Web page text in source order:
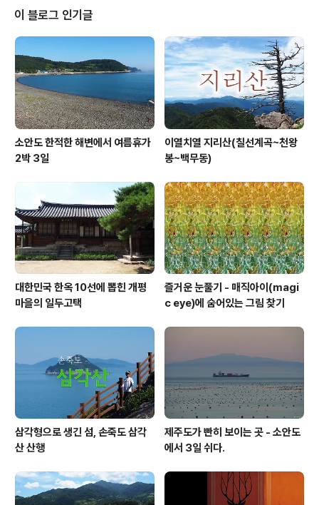
닐까 합니다. 맨 뒤에 얻는 여행의 즐거움을 한 눈에 볼 수
있게끔 정리한 것이니 두가의 추억 만들기에 동행하셔서
같이 즐겨 주시면 고맙겠습니다. 아래 올려둔 詩처럼 人生
은 결국 추억을 만들어 가는 여행길이 아닐까요? 권력과 탐
욕도 마지막엔 모두 내려 놓고 빈손으로 가야 하는 인생..소
소한 기쁨으로 오늘 하루를 웃고 ..
이 블로그 인기글
소안도 한적한 해변에서 여름휴가
2박 3일
이열치열 지리산(칠선계곡~천왕
봉~백무동)
대한민국 한옥 10선에 뽑힌 개평
마을의 일두고택
즐거운 눈풀기 - 매직아이(magi
c eye)에 숨어있는 그림 찾기
삼각형으로 생긴 섬, 손죽도 삼각
산 산행
제주도가 빤히 보이는 곳 - 소안도
에서 3일 쉬다.